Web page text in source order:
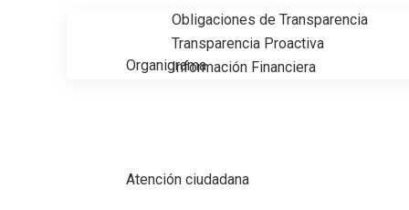
Obligaciones de Transparencia
Transparencia Proactiva
Información Financiera
Organigrama
Atención ciudadana